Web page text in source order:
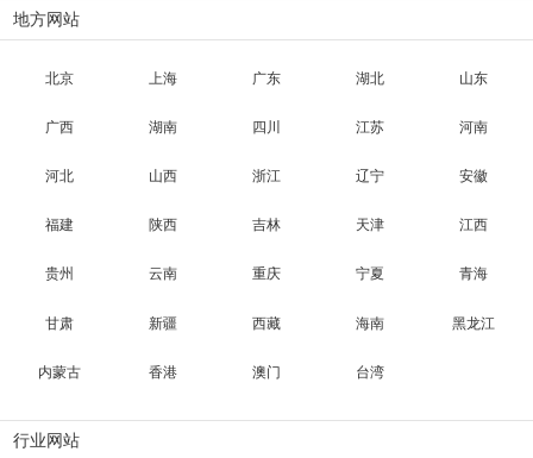
地方网站
北京 上海 广东 湖北 山东
广西 湖南 四川 江苏 河南
河北 山西 浙江 辽宁 安徽
福建 陕西 吉林 天津 江西
贵州 云南 重庆 宁夏 青海
甘肃 新疆 西藏 海南 黑龙江
内蒙古 香港 澳门 台湾
行业网站